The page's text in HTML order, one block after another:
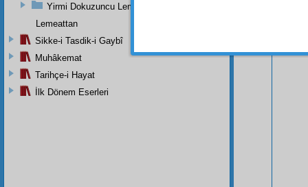
Yirmi Dokuzuncu Lem'a İkinci Bab
Lemeattan
Sikke-i Tasdik-i Gaybî
Muhâkemat
Tarihçe-i Hayat
İlk Dönem Eserleri